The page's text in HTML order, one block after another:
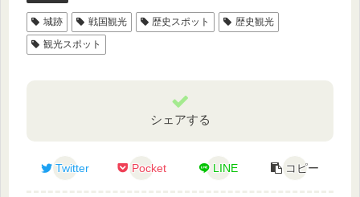
城跡 戦国観光 歴史スポット
歴史観光
観光スポット
シェアする
Twitter Pocket LINE コピー